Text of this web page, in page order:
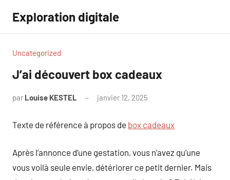
contenu
Exploration digitale
Uncategorized
J’ai découvert box cadeaux
par Louise KESTEL janvier 12, 2025
Texte de référence à propos de box cadeaux
Après l’annonce d’une gestation, vous n’avez qu’une
vous voilà seule envie, détériorer ce petit dernier. Mais